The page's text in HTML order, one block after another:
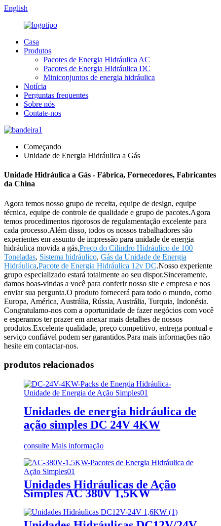
English
Casa
Produtos
Pacotes de Energia Hidráulica AC
Pacotes de Energia Hidráulica DC
Miniconjuntos de energia hidráulica
Notícia
Perguntas frequentes
Sobre nós
Contate-nos
Começando
Unidade de Energia Hidráulica a Gás
Unidade Hidráulica a Gás - Fábrica, Fornecedores, Fabricantes
da China
Agora temos nosso grupo de receita, equipe de design, equipe
técnica, equipe de controle de qualidade e grupo de pacotes.Agora
temos procedimentos rigorosos de regulamentação excelente para
cada processo.Além disso, todos os nossos trabalhadores são
experientes em assunto de impressão para unidade de energia
hidráulica movida a gás,Preço do Cilindro Hidráulico de 100
Toneladas, Sistema hidráulico, Gás da Unidade de Energia
Hidráulica,Pacote de Energia Hidráulica 12v DC.Nosso experiente
grupo especializado estará totalmente ao seu dispor.Sinceramente,
damos boas-vindas a você para conferir nosso site e empresa e nos
enviar sua pergunta.O produto fornecerá para todo o mundo, como
Europa, América, Austrália, Rússia, Austrália, Turquia, Indonésia.
Congratulamo-nos com a oportunidade de fazer negócios com você
e esperamos ter prazer em anexar mais detalhes de nossos
produtos.Excelente qualidade, preço competitivo, entrega pontual e
serviço confiável podem ser garantidos.Para mais informações não
hesite em contactar-nos.
produtos relacionados
Unidades de energia hidráulica de
ação simples DC 24V 4KW
consulte Mais informação
Unidades Hidráulicas de Ação
Simples AC 380V 1,5KW